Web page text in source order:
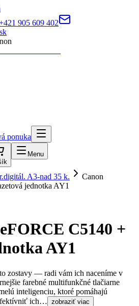
905 609 402
ponuka
Menu
A3-nad 35 k.
Canon
jednotka AY1
C5140 +
AY1
zostavy — radi vám ich naceníme v
farebné multifunkčné tlačiarne
inteligenciu, ktoré pomáhajú
ich… zobraziť viac